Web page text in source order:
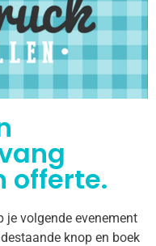
offerte.
je volgende evenement
knop en boek